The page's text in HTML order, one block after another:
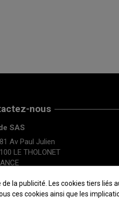
nous
SAS
Av Paul Julien
LE THOLONET
la publicité. Les cookies tiers liés
ces cookies ainsi que les